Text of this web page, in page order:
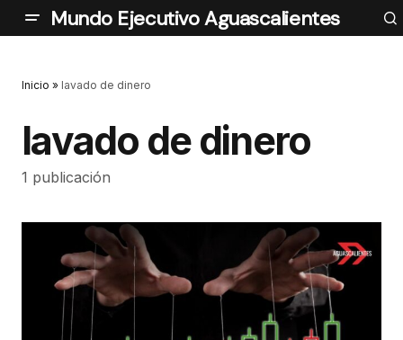
Mundo Ejecutivo Aguascalientes
Inicio » lavado de dinero
lavado de dinero
1 publicación